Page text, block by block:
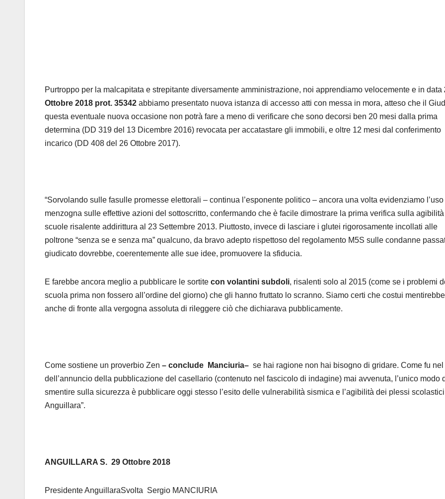
Purtroppo per la malcapitata e strepitante diversamente amministrazione, noi apprendiamo velocemente e in data
Ottobre 2018 prot. 35342 abbiamo presentato nuova istanza di accesso atti con messa in mora, atteso che il
questa eventuale nuova occasione non potrà fare a meno di verificare che sono decorsi ben 20 mesi dalla prima
determina (DD 319 del 13 Dicembre 2016) revocata per accatastare gli immobili, e oltre 12 mesi dal conferimento
incarico (DD 408 del 26 Ottobre 2017).
“Sorvolando sulle fasulle promesse elettorali – continua l’esponente politico – ancora una volta evidenziamo
menzogna sulle effettive azioni del sottoscritto, confermando che è facile dimostrare la prima verifica sulla
scuole risalente addirittura al 23 Settembre 2013. Piuttosto, invece di lasciare i glutei rigorosamente incollati alle
poltrone “senza se e senza ma” qualcuno, da bravo adepto rispettoso del regolamento M5S sulle condanne
giudicato dovrebbe, coerentemente alle sue idee, promuovere la sfiducia.
E farebbe ancora meglio a pubblicare le sortite con volantini subdoli, risalenti solo al 2015 (come se i problemi
scuola prima non fossero all’ordine del giorno) che gli hanno fruttato lo scranno. Siamo certi che costui mentirebbe
anche di fronte alla vergogna assoluta di rileggere ciò che dichiarava pubblicamente.
Come sostiene un proverbio Zen – conclude Manciuria– se hai ragione non hai bisogno di gridare. Come fu
dell’annuncio della pubblicazione del casellario (contenuto nel fascicolo di indagine) mai avvenuta, l’unico modo
smentire sulla sicurezza è pubblicare oggi stesso l’esito delle vulnerabilità sismica e l’agibilità dei plessi
Anguillara”.
ANGUILLARA S. 29 Ottobre 2018
Presidente AnguillaraSvolta Sergio MANCIURIA